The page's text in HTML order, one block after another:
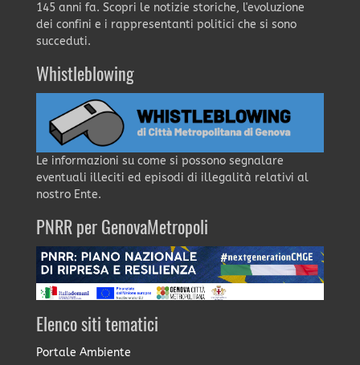
145 anni fa. Scopri le notizie storiche, l'evoluzione
dei confini e i rappresentanti politici che si sono
succeduti.
Whistleblowing
Le informazioni su come si possono segnalare
eventuali illeciti ed episodi di illegalità relativi al
nostro Ente.
PNRR per GenovaMetropoli
Elenco siti tematici
Portale Ambiente